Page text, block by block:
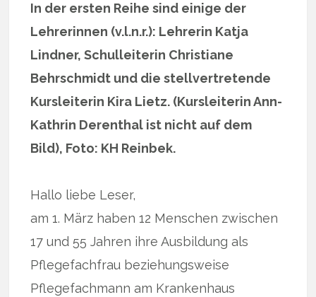
In der ersten Reihe sind einige der
Lehrerinnen (v.l.n.r.): Lehrerin Katja
Lindner, Schulleiterin Christiane
Behrschmidt und die stellvertretende
Kursleiterin Kira Lietz. (Kursleiterin Ann-
Kathrin Derenthal ist nicht auf dem
Bild), Foto: KH Reinbek.
Hallo liebe Leser,
am 1. März haben 12 Menschen zwischen
17 und 55 Jahren ihre Ausbildung als
Pflegefachfrau beziehungsweise
Pflegefachmann am Krankenhaus